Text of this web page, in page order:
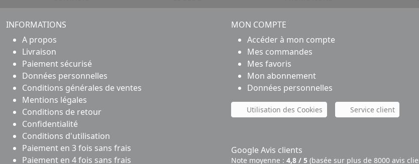
INFORMATIONS
A propos
Livraison
Paiement sécurisé
Données personnelles
Conditions générales de ventes
Mentions légales
Conditions de retour
Confidentialité
Conditions d'utilisation
Paiement en 3 fois sans frais
Paiement en 4 fois sans frais
MON COMPTE
Accéder à mon compte
Mes commandes
Mes favoris
Mon abonnement
Données personnelles
Utilisation des Cookies Service client
Google Avis clients
Note moyenne : 4,8 / 5 (basée sur plus de 8000 avis